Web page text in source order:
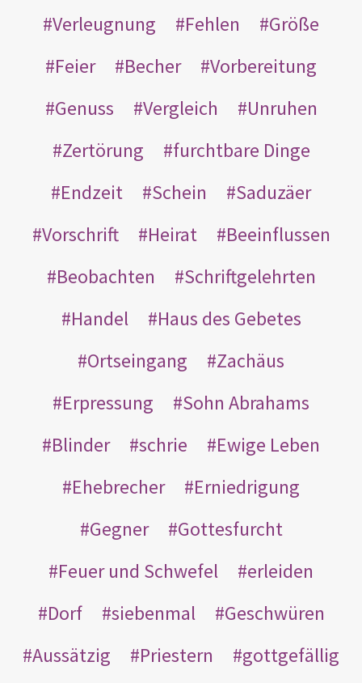
Verleugnung Fehlen
Größe
Feier
Becher
Vorbereitung
Genuss
Vergleich
Unruhen
Zertörung
furchtbare Dinge
Endzeit
Schein
Saduzäer
Vorschrift
Heirat
Beeinflussen
Beobachten
Schriftgelehrten
Handel
Haus des Gebetes
Ortseingang
Zachäus
Erpressung
Sohn Abrahams
Blinder
schrie
Ewige Leben
Ehebrecher
Erniedrigung
Gegner
Gottesfurcht
Feuer und Schwefel
erleiden
Dorf
siebenmal
Geschwüren
Aussätzig
Priestern
gottgefällig